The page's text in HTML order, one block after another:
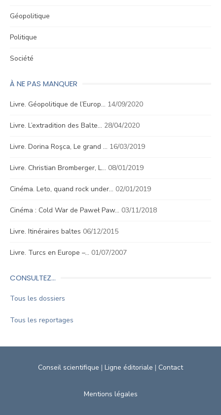
Géopolitique
Politique
Société
À NE PAS MANQUER
Livre. Géopolitique de l’Europ… 14/09/2020
Livre. L’extradition des Balte… 28/04/2020
Livre. Dorina Roşca, Le grand … 16/03/2019
Livre. Christian Bromberger, L… 08/01/2019
Cinéma. Leto, quand rock under… 02/01/2019
Cinéma : Cold War de Paweł Paw… 03/11/2018
Livre. Itinéraires baltes 06/12/2015
Livre. Turcs en Europe –… 01/07/2007
CONSULTEZ…
Tous les dossiers
Tous les reportages
Conseil scientifique | Ligne éditoriale | Contact
Mentions légales